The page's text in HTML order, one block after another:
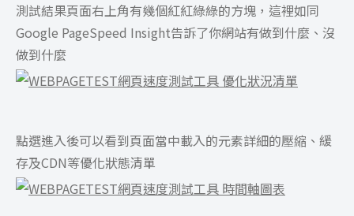
測試結果頁面右上角有幾個紅紅綠綠的方塊，這裡如同
Google PageSpeed Insight告訴了你網站有做到什麼、沒
做到什麼
點選進入後可以看到頁面當中載入的元素詳細的壓縮、緩
存及CDN等優化狀態清單